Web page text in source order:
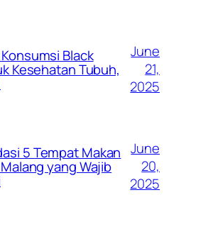
Black
Kesehatan Tubuh,
June
21,
2025
5 Tempat Makan
yang Wajib
June
20,
2025